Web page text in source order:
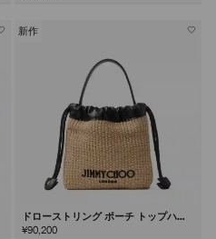
新作
ドローストリング ポーチ トップハン
ドル
¥90,200